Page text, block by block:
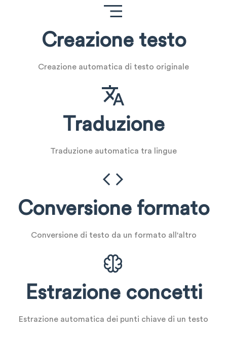
Creazione testo
Creazione automatica di testo originale
Traduzione
Traduzione automatica tra lingue
Conversione formato
Conversione di testo da un formato all'altro
Estrazione concetti
Estrazione automatica dei punti chiave di un testo